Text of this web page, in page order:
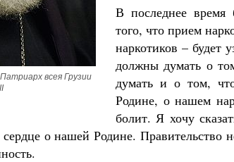
всея Грузии
В последнее
того, что прием
наркотиков –
должны думать о
думать и о том,
Родине, о нашем
болит. Я хочу
сердце о нашей Родине. Правительство